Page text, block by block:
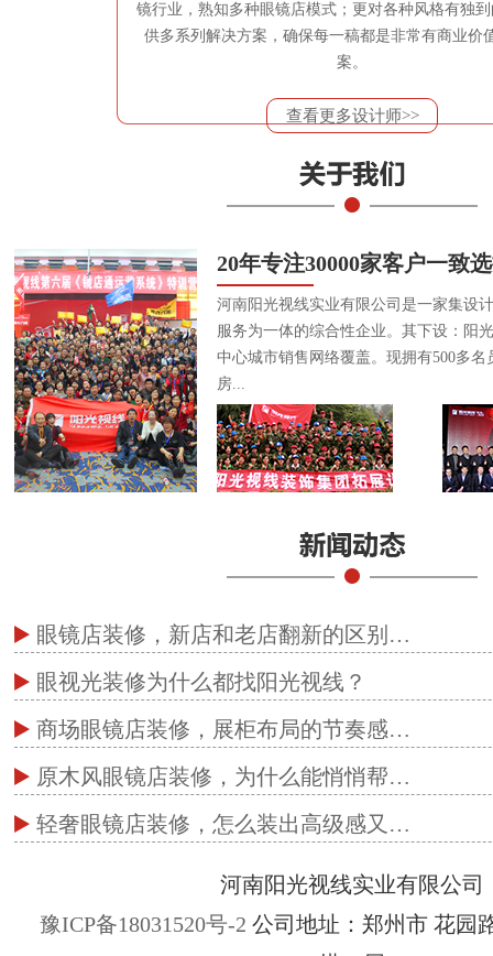
镜行业，熟知多种眼镜店模式；更对各种风格有独
供多系列解决方案，确保每一稿都是非常有商业价
案。
查看更多设计师>>
20年专注30000家客户一致
河南阳光视线实业有限公司是一家集设
服务为一体的综合性企业。其下设：阳
中心城市销售网络覆盖。现拥有500多
房...
眼镜店装修，新店和老店翻新的区别…
眼视光装修为什么都找阳光视线？
商场眼镜店装修，展柜布局的节奏感…
原木风眼镜店装修，为什么能悄悄帮…
轻奢眼镜店装修，怎么装出高级感又…
河南阳光视线实业有限公司
豫ICP备18031520号-2 公司地址：郑州市 花园